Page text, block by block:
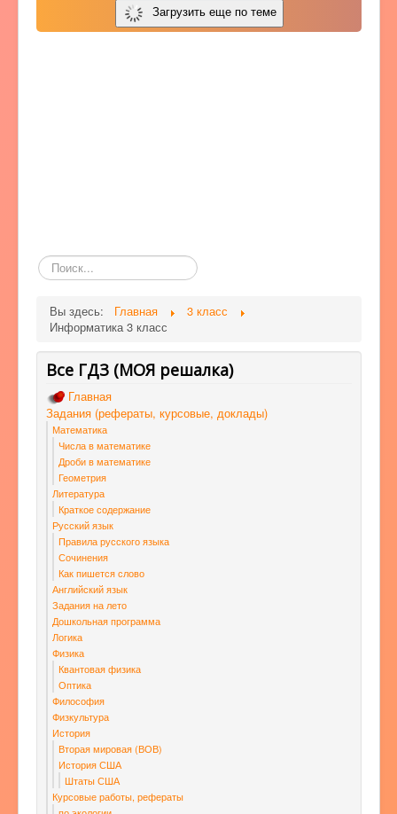
Загрузить еще по теме
Поиск
по
Вы здесь:
Главная
3 класс
Информатика 3 класс
Все ГДЗ (МОЯ решалка)
Главная
Задания (рефераты, курсовые, доклады)
Математика
Числа в математике
Дроби в математике
Геометрия
Литература
Краткое содержание
Русский язык
Правила русского языка
Сочинения
Как пишется слово
Английский язык
Задания на лето
Дошкольная программа
Логика
Физика
Квантовая физика
Оптика
Философия
Физкультура
История
Вторая мировая (ВОВ)
История США
Штаты США
Курсовые работы, рефераты